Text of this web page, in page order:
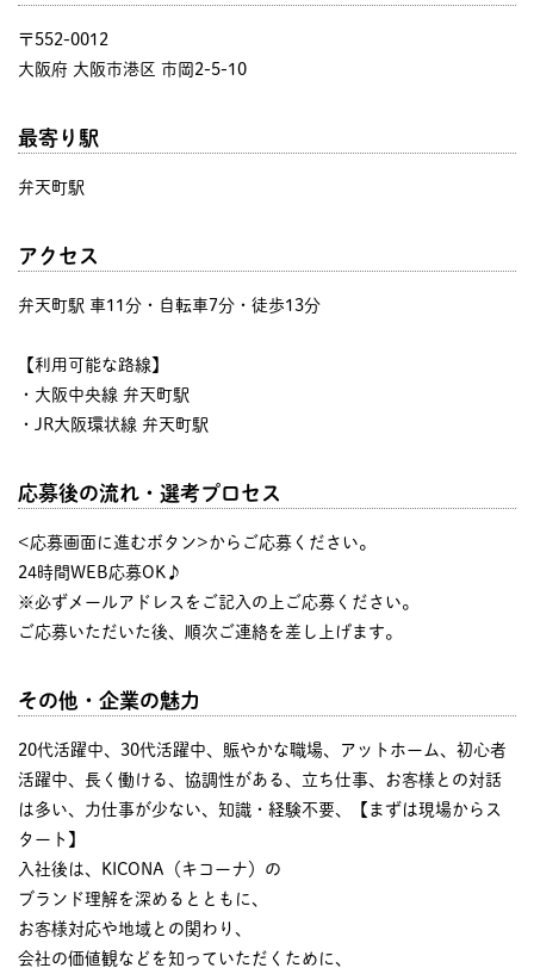
〒552-0012
大阪府 大阪市港区 市岡2-5-10
最寄り駅
弁天町駅
アクセス
弁天町駅 車11分・自転車7分・徒歩13分
【利用可能な路線】
・大阪中央線 弁天町駅
・JR大阪環状線 弁天町駅
応募後の流れ・選考プロセス
<応募画面に進むボタン>からご応募ください。
24時間WEB応募OK♪
※必ずメールアドレスをご記入の上ご応募ください。
ご応募いただいた後、順次ご連絡を差し上げます。
その他・企業の魅力
20代活躍中、30代活躍中、賑やかな職場、アットホーム、初心者
活躍中、長く働ける、協調性がある、立ち仕事、お客様との対話
は多い、力仕事が少ない、知識・経験不要、【まずは現場からス
タート】
入社後は、KICONA（キコーナ）の
ブランド理解を深めるとともに、
お客様対応や地域との関わり、
会社の価値観などを知っていただくために、